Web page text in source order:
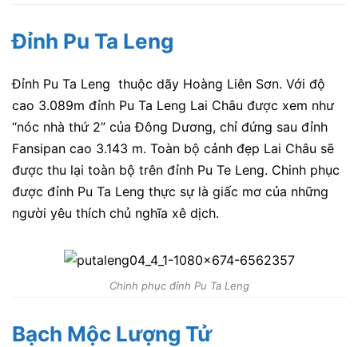
Đỉnh Pu Ta Leng
Đỉnh Pu Ta Leng thuộc dãy Hoàng Liên Sơn. Với độ
cao 3.089m đỉnh Pu Ta Leng Lai Châu được xem như
“nóc nhà thứ 2” của Đông Dương, chỉ đứng sau đỉnh
Fansipan cao 3.143 m. Toàn bộ cảnh đẹp Lai Châu sẽ
được thu lại toàn bộ trên đỉnh Pu Te Leng. Chinh phục
được đỉnh Pu Ta Leng thực sự là giấc mơ của những
người yêu thích chủ nghĩa xê dịch.
Chinh phục đỉnh Pu Ta Leng
Bạch Mộc Lượng Tử